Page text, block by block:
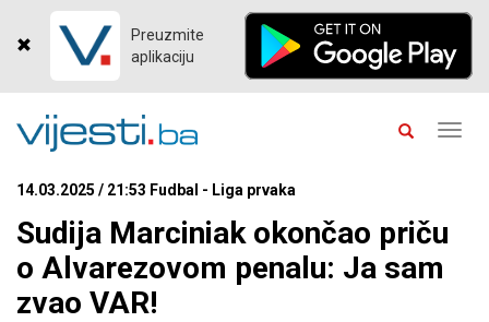
Preuzmite
aplikaciju
14.03.2025 / 21:53 Fudbal - Liga prvaka
Sudija Marciniak okončao priču
o Alvarezovom penalu: Ja sam
zvao VAR!